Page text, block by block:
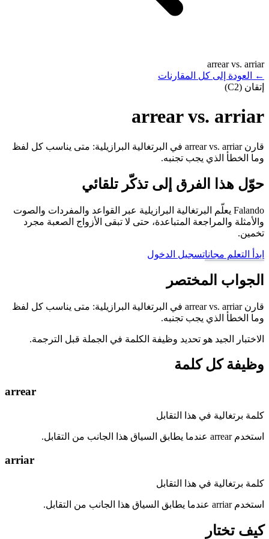
arrear vs. arriar
←
العودة إلى كل المقارنات
إتقان (C2)
arrear vs. arriar
قارن arrear vs. arriar في البرتغالية البرازيلية: متى يناسب كل لفظ
وما الخطأ الذي يجب تجنبه.
حوّل هذا الفرق إلى تذكّر تلقائي
Falando يعلّم البرتغالية البرازيلية عبر القواعد والمفردات والصوت
والأمثلة والمراجعة المتباعدة، حتى لا تبقى الأزواج الصعبة مجرد
تخمين.
ابدأ التعلم مجاناتسجيل الدخول
الجواب المختصر
قارن arrear vs. arriar في البرتغالية البرازيلية: متى يناسب كل لفظ
وما الخطأ الذي يجب تجنبه.
الاختبار الجيد هو تحديد وظيفة الكلمة في الجملة قبل الترجمة.
وظيفة كل كلمة
arrear
كلمة برتغالية في هذا التقابل
استخدم arrear عندما يطابق السياق هذا الجانب من التقابل.
arriar
كلمة برتغالية في هذا التقابل
استخدم arriar عندما يطابق السياق هذا الجانب من التقابل.
كيف تختار